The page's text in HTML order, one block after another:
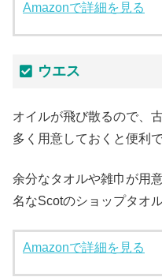
Amazonで詳細を見る
ウエス
オイルが飛び散るので、
多く用意しておくと便利で
余分なタオルや雑巾が用
名なScotのショップタオ
Amazonで詳細を見る